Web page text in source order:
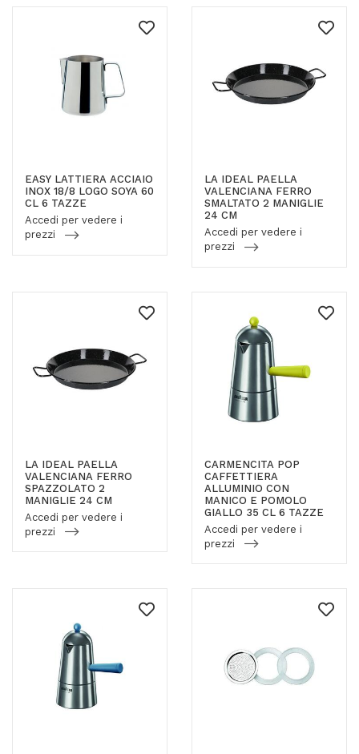
EASY LATTIERA ACCIAIO
INOX 18/8 LOGO SOYA 60
CL 6 TAZZE
Accedi per vedere i
prezzi
LA IDEAL PAELLA
VALENCIANA FERRO
SMALTATO 2 MANIGLIE
24 CM
Accedi per vedere i
prezzi
LA IDEAL PAELLA
VALENCIANA FERRO
SPAZZOLATO 2
MANIGLIE 24 CM
Accedi per vedere i
prezzi
CARMENCITA POP
CAFFETTIERA
ALLUMINIO CON
MANICO E POMOLO
GIALLO 35 CL 6 TAZZE
Accedi per vedere i
prezzi